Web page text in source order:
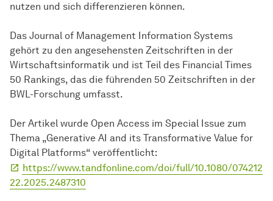
nutzen und sich differenzieren können.
Das Journal of Management Information Systems
gehört zu den angesehensten Zeitschriften in der
Wirtschaftsinformatik und ist Teil des Financial Times
50 Rankings, das die führenden 50 Zeitschriften in der
BWL-Forschung umfasst.
Der Artikel wurde Open Access im Special Issue zum
Thema „Generative AI and its Transformative Value for
Digital Platforms“ veröffentlicht:
https://www.tandfonline.com/doi/full/10.1080/074212
22.2025.2487310